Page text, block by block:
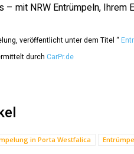
– mit NRW Entrümpeln,
veröffentlicht unter dem Titel “
durch CarPr.de
in Porta Westfalica